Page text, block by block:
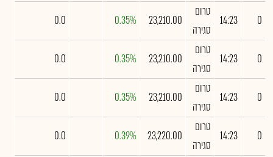
0
14:23
טרום
סגירה
23,210.00
0.35%
0.0
0
14:23
טרום
סגירה
23,210.00
0.35%
0.0
0
14:23
טרום
סגירה
23,210.00
0.35%
0.0
0
14:23
טרום
סגירה
23,220.00
0.39%
0.0